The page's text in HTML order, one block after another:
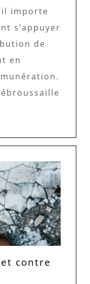
il importe
s’appuyer
de
en
contre